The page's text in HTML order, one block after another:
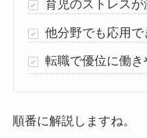
育児のストレスが
他分野でも応用で
転職で優位に働き
順番に解説しますね。